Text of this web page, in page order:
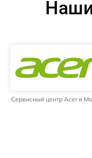
Сервисный центр Acer в